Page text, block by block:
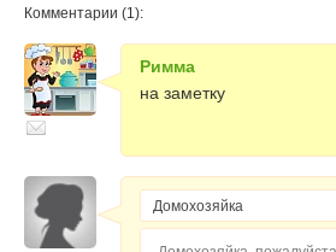
Комментарии (1):
Римма
на заметку